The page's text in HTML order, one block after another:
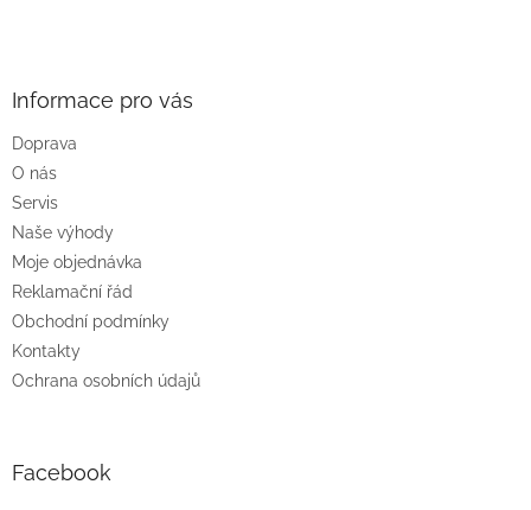
Informace pro vás
Doprava
O nás
Servis
Naše výhody
Moje objednávka
Reklamační řád
Obchodní podmínky
Kontakty
Ochrana osobních údajů
Facebook